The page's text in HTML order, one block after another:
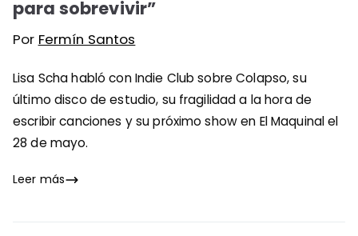
para sobrevivir”
Por Fermín Santos
Lisa Scha habló con Indie Club sobre Colapso, su
último disco de estudio, su fragilidad a la hora de
escribir canciones y su próximo show en El Maquinal el
28 de mayo.
Leer más